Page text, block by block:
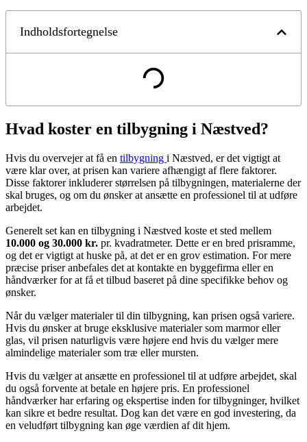
Indholdsfortegnelse
Hvad koster en tilbygning i Næstved?
Hvis du overvejer at få en tilbygning i Næstved, er det vigtigt at
være klar over, at prisen kan variere afhængigt af flere faktorer.
Disse faktorer inkluderer størrelsen på tilbygningen, materialerne der
skal bruges, og om du ønsker at ansætte en professionel til at udføre
arbejdet.
Generelt set kan en tilbygning i Næstved koste et sted mellem
10.000 og 30.000 kr. pr. kvadratmeter. Dette er en bred prisramme,
og det er vigtigt at huske på, at det er en grov estimation. For mere
præcise priser anbefales det at kontakte en byggefirma eller en
håndværker for at få et tilbud baseret på dine specifikke behov og
ønsker.
Når du vælger materialer til din tilbygning, kan prisen også variere.
Hvis du ønsker at bruge eksklusive materialer som marmor eller
glas, vil prisen naturligvis være højere end hvis du vælger mere
almindelige materialer som træ eller mursten.
Hvis du vælger at ansætte en professionel til at udføre arbejdet, skal
du også forvente at betale en højere pris. En professionel
håndværker har erfaring og ekspertise inden for tilbygninger, hvilket
kan sikre et bedre resultat. Dog kan det være en god investering, da
en veludført tilbygning kan øge værdien af dit hjem.